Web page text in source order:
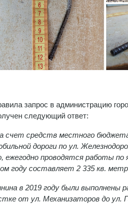
запрос в администрацию
следующий ответ:
счет средств местного
дороги по ул.
ежегодно проводятся работы
году составляет 2 335 кв.
в 2019 году были
от ул. Механизаторов до